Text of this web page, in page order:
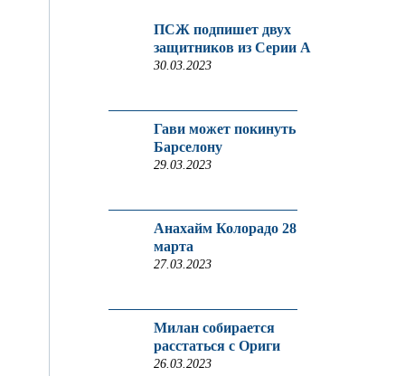
ПСЖ подпишет двух
защитников из Серии A
30.03.2023
Гави может покинуть
Барселону
29.03.2023
Анахайм Колорадо 28
марта
27.03.2023
Милан собирается
расстаться с Ориги
26.03.2023